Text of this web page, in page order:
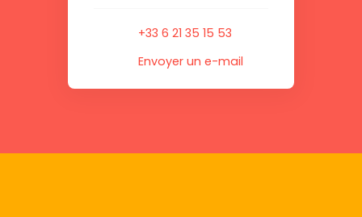
+33 6 21 35 15 53
Envoyer un e-mail